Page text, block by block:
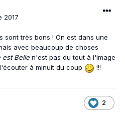
2017
sont très bons ! On est dans une
avec beaucoup de choses
est Belle n'est pas du tout à l'image
à minuit du coup
!!!
2